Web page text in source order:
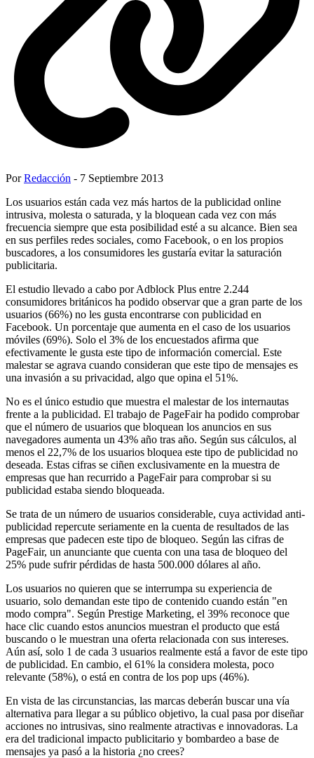
PorRedacción - 7 Septiembre 2013
Los usuarios están cada vez más hartos de la publicidad online
intrusiva, molesta o saturada, y la bloquean cada vez con más
frecuencia siempre que esta posibilidad esté a su alcance. Bien sea
en sus perfiles redes sociales, como Facebook, o en los propios
buscadores, a los consumidores les gustaría evitar la saturación
publicitaria.
El estudio llevado a cabo por Adblock Plus entre 2.244
consumidores británicos ha podido observar que a gran parte de los
usuarios (66%) no les gusta encontrarse con publicidad en
Facebook. Un porcentaje que aumenta en el caso de los usuarios
móviles (69%). Solo el 3% de los encuestados afirma que
efectivamente le gusta este tipo de información comercial. Este
malestar se agrava cuando consideran que este tipo de mensajes es
una invasión a su privacidad, algo que opina el 51%.
No es el único estudio que muestra el malestar de los internautas
frente a la publicidad. El trabajo de PageFair ha podido comprobar
que el número de usuarios que bloquean los anuncios en sus
navegadores aumenta un 43% año tras año. Según sus cálculos, al
menos el 22,7% de los usuarios bloquea este tipo de publicidad no
deseada. Estas cifras se ciñen exclusivamente en la muestra de
empresas que han recurrido a PageFair para comprobar si su
publicidad estaba siendo bloqueada.
Se trata de un número de usuarios considerable, cuya actividad anti-
publicidad repercute seriamente en la cuenta de resultados de las
empresas que padecen este tipo de bloqueo. Según las cifras de
PageFair, un anunciante que cuenta con una tasa de bloqueo del
25% pude sufrir pérdidas de hasta 500.000 dólares al año.
Los usuarios no quieren que se interrumpa su experiencia de
usuario, solo demandan este tipo de contenido cuando están "en
modo compra". Según Prestige Marketing, el 39% reconoce que
hace clic cuando estos anuncios muestran el producto que está
buscando o le muestran una oferta relacionada con sus intereses.
Aún así, solo 1 de cada 3 usuarios realmente está a favor de este tipo
de publicidad. En cambio, el 61% la considera molesta, poco
relevante (58%), o está en contra de los pop ups (46%).
En vista de las circunstancias, las marcas deberán buscar una vía
alternativa para llegar a su público objetivo, la cual pasa por diseñar
acciones no intrusivas, sino realmente atractivas e innovadoras. La
era del tradicional impacto publicitario y bombardeo a base de
mensajes ya pasó a la historia ¿no crees?